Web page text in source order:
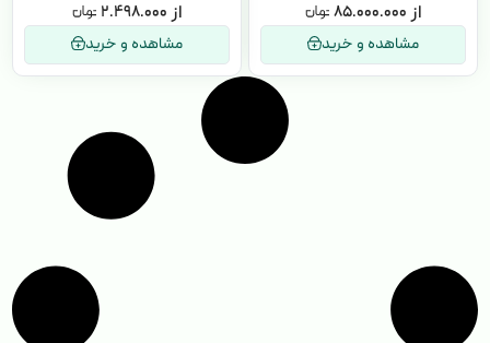
۸۵.۰۰۰.۰۰۰
مشاهده و خرید
۲.۴۹۸.۰۰۰
مشاهده و خرید